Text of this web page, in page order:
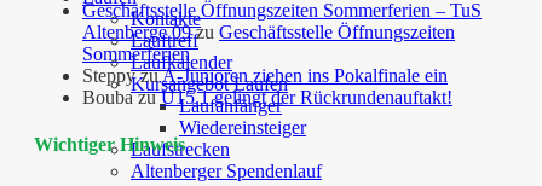
Kontakte
Lauftreff
Laufkalender
Kursangebot Laufen
Laufanfänger
Wiedereinsteiger
Laufstrecken
Altenberger Spendenlauf
Geschäftsstelle Öffnungszeiten Sommerferien – TuS
Altenberge 09zu Geschäftsstelle Öffnungszeiten
Sommerferien
SteppyzuA-Junioren ziehen ins Pokalfinale ein
BoubazuU15.1 gelingt der Rückrundenauftakt!
Wichtiger Hinweis